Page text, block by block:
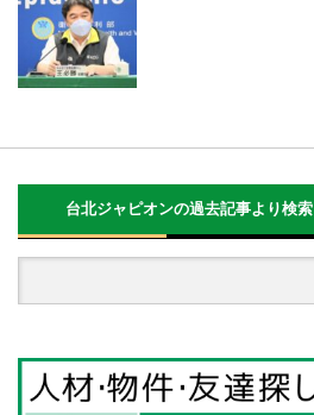
台北ジャピオンの過去記事より検索